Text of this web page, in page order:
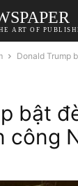
ART OF
Donald Trump
bật
công